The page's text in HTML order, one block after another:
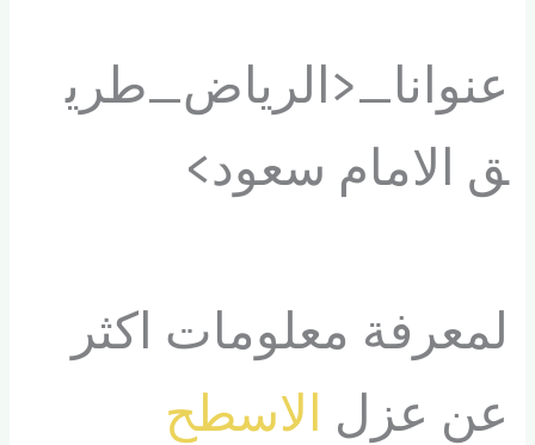
عنوانا_<الرياض_طري
ق الامام سعود>
لمعرفة معلومات اكثر
عن عزل الاسطح